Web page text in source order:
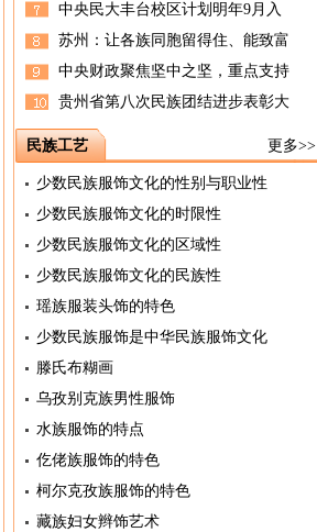
中央民大丰台校区计划明年9月入
苏州：让各族同胞留得住、能致富
中央财政聚焦坚中之坚，重点支持
贵州省第八次民族团结进步表彰大
更多>>
民族工艺
少数民族服饰文化的性别与职业性
少数民族服饰文化的时限性
少数民族服饰文化的区域性
少数民族服饰文化的民族性
瑶族服装头饰的特色
少数民族服饰是中华民族服饰文化
滕氏布糊画
乌孜别克族男性服饰
水族服饰的特点
仡佬族服饰的特色
柯尔克孜族服饰的特色
藏族妇女辫饰艺术